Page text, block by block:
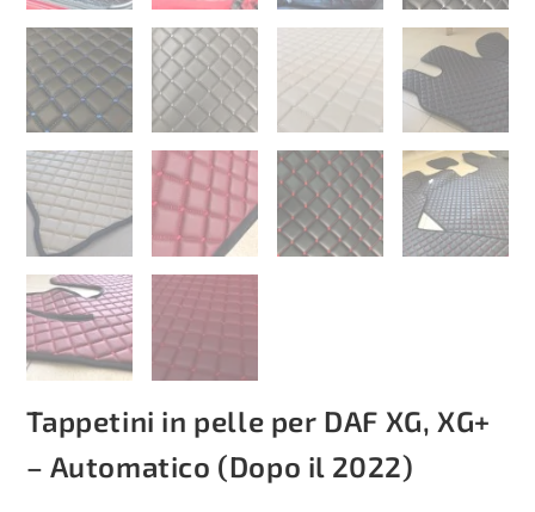
Tappetini in pelle per DAF XG, XG+
– Automatico (Dopo il 2022)